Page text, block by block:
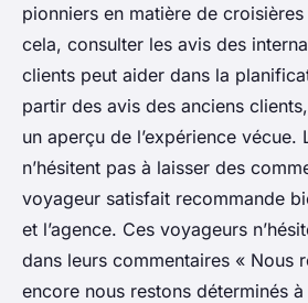
pionniers en matière de
cela, consulter les avis des
clients peut aider dans la
partir des avis des anciens
un aperçu de l’expérience vécue.
n’hésitent pas à laisser des
voyageur satisfait recommande
et l’agence. Ces voyageurs
dans leurs commentaires « Nous
encore nous restons déterminés